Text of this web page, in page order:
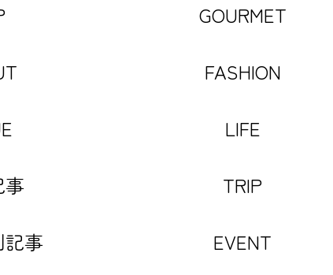
GOURMET
FASHION
LIFE
事 TRIP
記事 EVENT